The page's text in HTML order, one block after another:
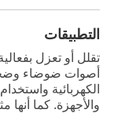
التطبيقات
تقلل أو تعزل
أصوات ضوضاء
الكهربائية
والأجهزة. كما أنها